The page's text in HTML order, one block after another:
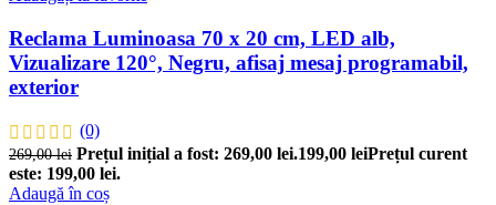
Reclama Luminoasa 70 x 20 cm, LED alb,
Vizualizare 120°, Negru, afisaj mesaj programabil,
exterior
(0)
269,00lei Prețul inițial a fost: 269,00 lei.199,00 leiPrețul curent
este: 199,00 lei.
Adaugă în coș